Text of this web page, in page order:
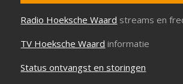
Radio Hoeksche Waard streams en
TV Hoeksche Waard informatie
Status ontvangst en storingen